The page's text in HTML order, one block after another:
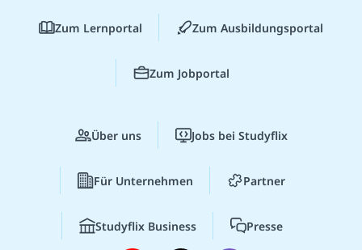
Zum Lernportal Zum Ausbildungsportal
Zum Jobportal
Über uns Jobs bei Studyflix
Für Unternehmen Partner
Studyflix Business Presse